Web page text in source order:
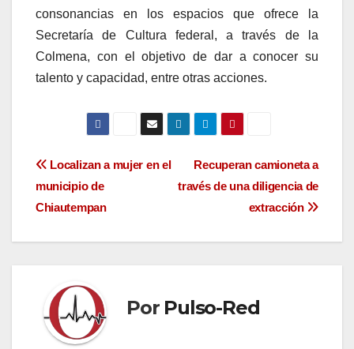
consonancias en los espacios que ofrece la
Secretaría de Cultura federal, a través de la
Colmena, con el objetivo de dar a conocer su
talento y capacidad, entre otras acciones.
Navegación
de
entradas
Recuperan camioneta a
través de una diligencia de
extracción
Localizan a mujer en el
municipio de
Chiautempan
Por Pulso-Red